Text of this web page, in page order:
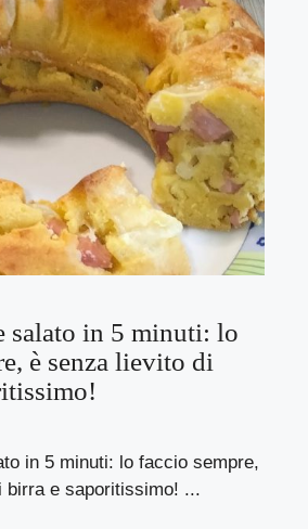
salato in 5 minuti: lo
è senza lievito di
in 5 minuti: lo faccio sempre,
birra e saporitissimo! ...